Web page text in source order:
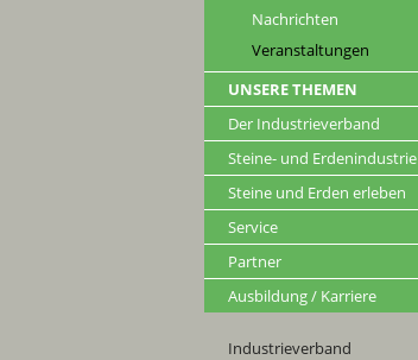
Nachrichten
Veranstaltungen
UNSERE THEMEN
Der Industrieverband
Steine- und Erdenindustrie
Steine und Erden erleben
Service
Partner
Ausbildung / Karriere
Industrieverband